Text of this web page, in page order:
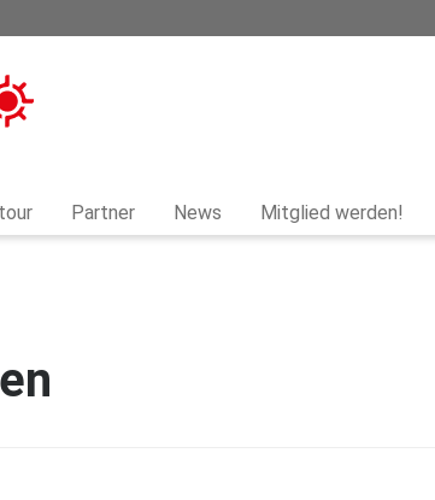
Partner News Mitglied werden!